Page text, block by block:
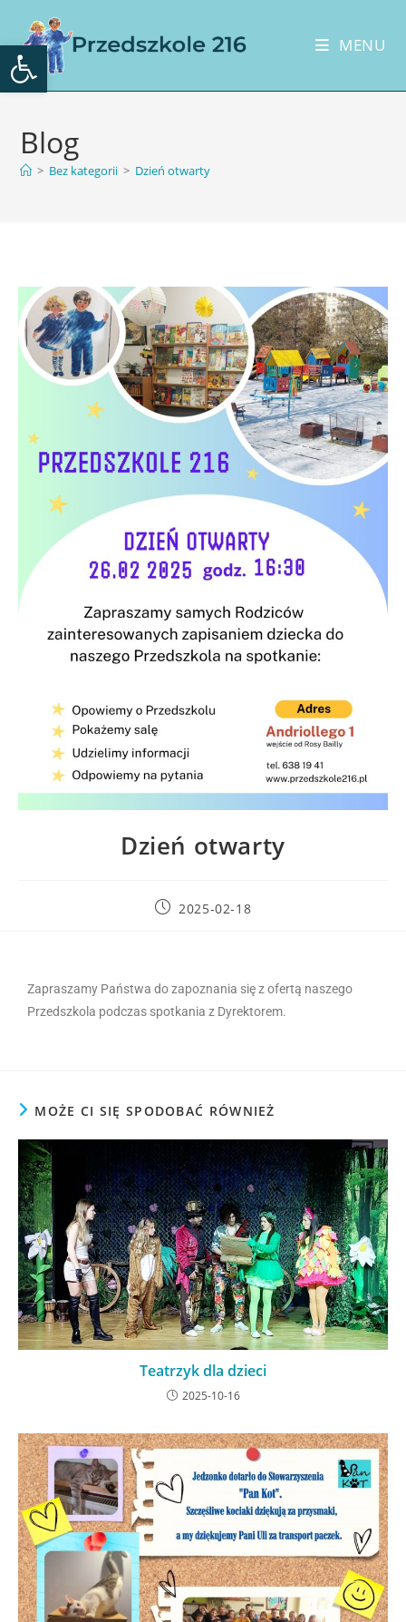
Otwórz pasek narzędzi MENU
Blog
> Bez kategorii > Dzień otwarty
Dzień otwarty
2025-02-18
Zapraszamy Państwa do zapoznania się z ofertą naszego
Przedszkola podczas spotkania z Dyrektorem.
MOŻE CI SIĘ SPODOBAĆ RÓWNIEŻ
Teatrzyk dla dzieci
2025-10-16